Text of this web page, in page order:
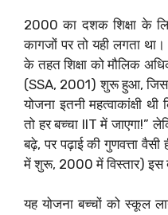
2000 का दशक शिक्षा के
कागजों पर तो यही लगता
के तहत शिक्षा को मौलिक
(SSA, 2001) शुरू हुआ,
योजना इतनी महत्वाकांक्षी
तो हर बच्चा IIT में जाएगा!”
बढ़े, पर पढ़ाई की गुणवत्ता
में शुरू, 2000 में विस्तार) इस
यह योजना बच्चों को स्कूल